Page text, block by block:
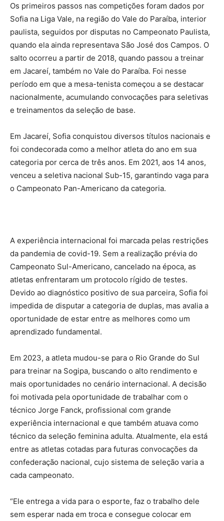
Os primeiros passos nas competições foram dados por
Sofia na Liga Vale, na região do Vale do Paraíba, interior
paulista, seguidos por disputas no Campeonato Paulista,
quando ela ainda representava São José dos Campos. O
salto ocorreu a partir de 2018, quando passou a treinar
em Jacareí, também no Vale do Paraíba. Foi nesse
período em que a mesa-tenista começou a se destacar
nacionalmente, acumulando convocações para seletivas
e treinamentos da seleção de base.
Em Jacareí, Sofia conquistou diversos títulos nacionais e
foi condecorada como a melhor atleta do ano em sua
categoria por cerca de três anos. Em 2021, aos 14 anos,
venceu a seletiva nacional Sub-15, garantindo vaga para
o Campeonato Pan-Americano da categoria.
A experiência internacional foi marcada pelas restrições
da pandemia de covid-19. Sem a realização prévia do
Campeonato Sul-Americano, cancelado na época, as
atletas enfrentaram um protocolo rígido de testes.
Devido ao diagnóstico positivo de sua parceira, Sofia foi
impedida de disputar a categoria de duplas, mas avalia a
oportunidade de estar entre as melhores como um
aprendizado fundamental.
Em 2023, a atleta mudou-se para o Rio Grande do Sul
para treinar na Sogipa, buscando o alto rendimento e
mais oportunidades no cenário internacional. A decisão
foi motivada pela oportunidade de trabalhar com o
técnico Jorge Fanck, profissional com grande
experiência internacional e que também atuava como
técnico da seleção feminina adulta. Atualmente, ela está
entre as atletas cotadas para futuras convocações da
confederação nacional, cujo sistema de seleção varia a
cada campeonato.
“Ele entrega a vida para o esporte, faz o trabalho dele
sem esperar nada em troca e consegue colocar em